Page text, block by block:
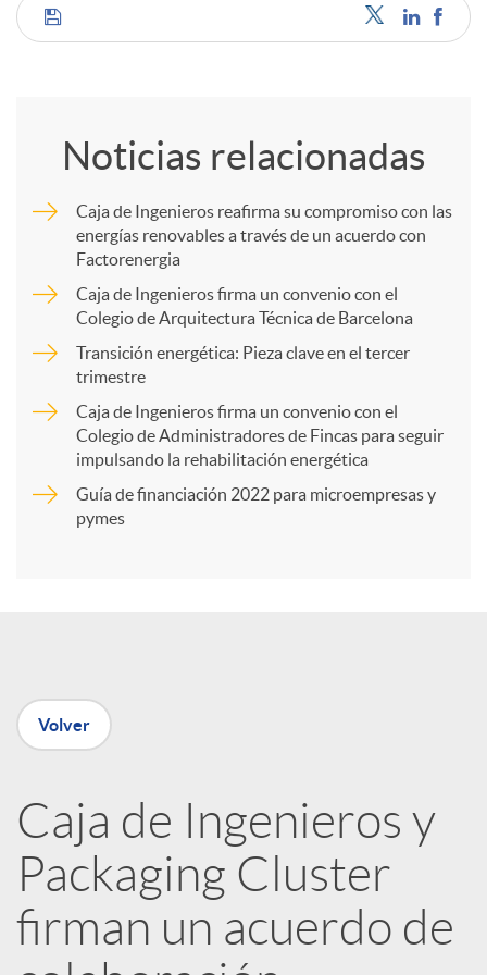
C
m
r
n
R
e
d
Noticias relacionadas
Caja de Ingenieros reafirma su compromiso con las
energías renovables a través de un acuerdo con
Factorenergia
Caja de Ingenieros firma un convenio con el
Colegio de Arquitectura Técnica de Barcelona
Transición energética: Pieza clave en el tercer
trimestre
Caja de Ingenieros firma un convenio con el
Colegio de Administradores de Fincas para seguir
impulsando la rehabilitación energética
Guía de financiación 2022 para microempresas y
pymes
Volver
Caja de Ingenieros y
Packaging Cluster
firman un acuerdo de